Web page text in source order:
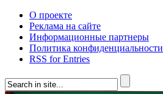
О проекте
Реклама на сайте
Информационные партнеры
Политика конфиденциальности
RSS for Entries